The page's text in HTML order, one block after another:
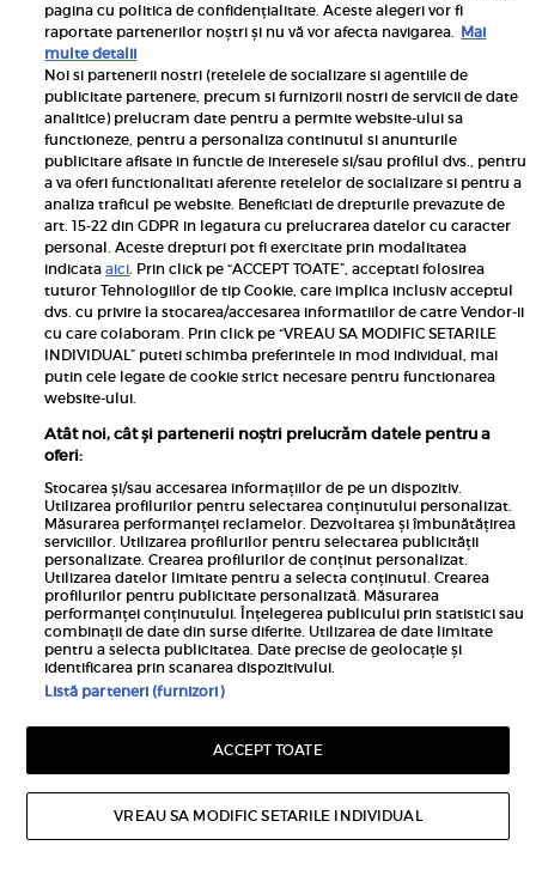
Advertorial
Cum asortezi accesoriile la o rochie
galbenă? 7 recomandări
Ai pus ochii pe o rochie galbenă și te întrebi cu ce să
o porți? Galbenul atrage atenția imediat: îți
luminează tenul, oferă energie ținutei și iese rapid
în evidență în poze. Tocmai...
MAI MULTE
7 idei de ținute elegante pentru mame la
evenimente de familie
O ținută elegantă pentru o mamă la un eveniment
pagina cu politica de confidențialitate. Aceste alegeri vor fi
raportate partenerilor noștri și nu vă vor afecta navigarea. Mai
multe detalii
Noi si partenerii nostri (retelele de socializare si agentiile de
publicitate partenere, precum si furnizorii nostri de servicii de date
analitice) prelucram date pentru a permite website-ului sa
functioneze, pentru a personaliza continutul si anunturile
publicitare afisate in functie de interesele si/sau profilul dvs., pentru
a va oferi functionalitati aferente retelelor de socializare si pentru a
analiza traficul pe website. Beneficiati de drepturile prevazute de
art. 15-22 din GDPR in legatura cu prelucrarea datelor cu caracter
personal. Aceste drepturi pot fi exercitate prin modalitatea
indicataaici. Prin click pe “ACCEPT TOATE”, acceptati folosirea
tuturor Tehnologiilor de tip Cookie, care implica inclusiv acceptul
dvs. cu privire la stocarea/accesarea informatiilor de catre Vendor-ii
cu care colaboram. Prin click pe “VREAU SA MODIFIC SETARILE
INDIVIDUAL” puteti schimba preferintele in mod individual, mai
putin cele legate de cookie strict necesare pentru functionarea
website-ului.
Atât noi, cât și partenerii noștri prelucrăm datele pentru a
oferi:
Stocarea și/sau accesarea informațiilor de pe un dispozitiv.
Utilizarea profilurilor pentru selectarea conținutului personalizat.
Măsurarea performanței reclamelor. Dezvoltarea și îmbunătățirea
serviciilor. Utilizarea profilurilor pentru selectarea publicității
personalizate. Crearea profilurilor de conținut personalizat.
Utilizarea datelor limitate pentru a selecta conținutul. Crearea
profilurilor pentru publicitate personalizată. Măsurarea
performanței conținutului. Înțelegerea publicului prin statistici sau
combinații de date din surse diferite. Utilizarea de date limitate
pentru a selecta publicitatea. Date precise de geolocație și
identificarea prin scanarea dispozitivului.
Listă parteneri (furnizori)
ACCEPT TOATE
VREAU SA MODIFIC SETARILE INDIVIDUAL